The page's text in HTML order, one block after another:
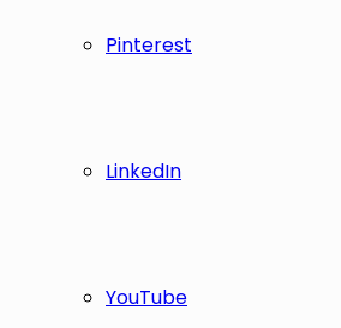
Pinterest
LinkedIn
YouTube